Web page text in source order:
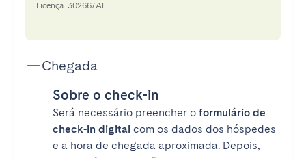
Licença: 30266/AL
Chegada
Sobre o check-in
Será necessário preencher o formulário de
check-in digital com os dados dos hóspedes
e a hora de chegada aproximada. Depois,